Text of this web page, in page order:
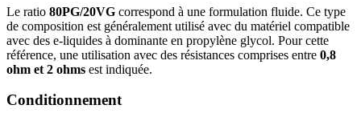
Le ratio 80PG/20VG correspond à une formulation fluide. Ce type
de composition est généralement utilisé avec du matériel compatible
avec des e-liquides à dominante en propylène glycol. Pour cette
référence, une utilisation avec des résistances comprises entre 0,8
ohm et 2 ohms est indiquée.
Conditionnement